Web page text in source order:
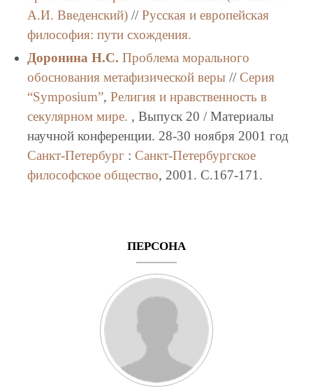
А.И. Введенский)// Русская и европейская
философия: пути схождения.
Доронина Н.С. Проблема морального
обоснования метафизической веры// Серия
“Symposium”, Религия и нравственность в
секулярном мире. , Выпуск 20 / Материалы
научной конференции. 28-30 ноября 2001 год
Санкт-Петербург: Санкт-Петербургское
философское общество, 2001. C.167-171.
ПЕРСОНА